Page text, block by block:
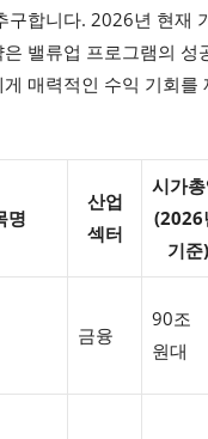
구합니다. 2026년 현재
밸류업 프로그램의 성
매력적인 수익 기회를
명
산업
섹터
시가
(2026
기준)
금융
90조
원대